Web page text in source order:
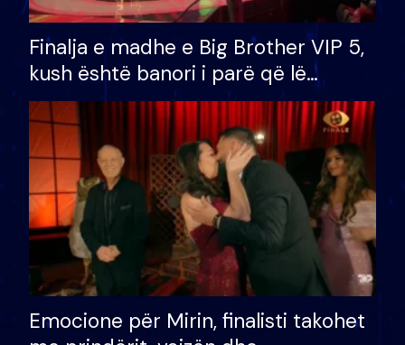
Finalja e madhe e Big Brother VIP 5,
kush është banori i parë që lë
shtëpinë dhe humb mundësinë për
të fituar çmimin e madh
Emocione për Mirin, finalisti takohet